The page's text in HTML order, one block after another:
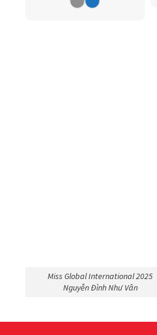
Miss Global International 2025
Nguyễn Đình Như Vân